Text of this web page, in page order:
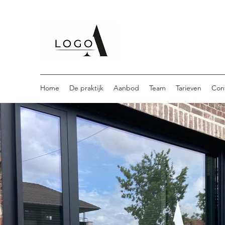
Home De praktijk Aanbod Team Tarieven